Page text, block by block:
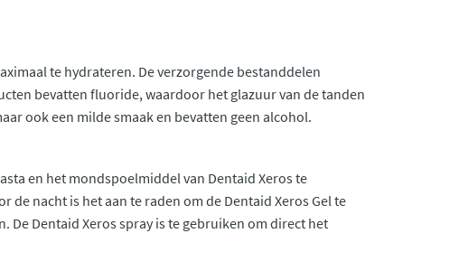
te hydrateren. De verzorgende bestanddelen
bevatten fluoride, waardoor het glazuur van de tanden
ook een milde smaak en bevatten geen alcohol.
en het mondspoelmiddel van Dentaid Xeros te
de nacht is het aan te raden om de Dentaid Xeros Gel te
Dentaid Xeros spray is te gebruiken om direct het